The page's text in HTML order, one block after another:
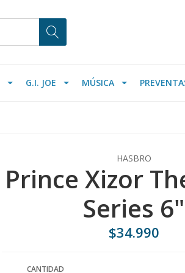
G.I. JOE MÚSICA
HASBRO
Prince Xizor
Series 6"
$34.990
CANTIDAD